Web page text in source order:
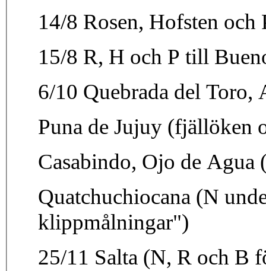
14/8 Rosen, Hofsten och
15/8 R, H och P till
6/10 Quebrada del Toro,
Puna de Jujuy (fjällöken
Casabindo, Ojo de Agua
Quatchuchiocana (N
klippmålningar")
25/11 Salta (N, R och B